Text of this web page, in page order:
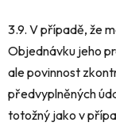
3.9. V případě, že
Objednávku jeho
ale povinnost
předvyplněných
totožný jako v